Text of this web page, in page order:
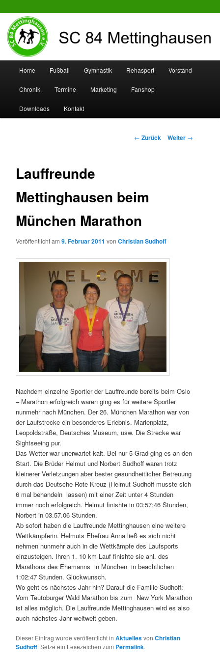
SC 84 Mettinghausen
Zum
Inhalt
wechseln
Zum
sekundären
Inhalt
Home Fußball Gymnastik Rehasport Vorstand
Chronik Termine Marketing Fanshop
Downloads Kontakt
Beitrags-
← Zurück Weiter →
Lauffreunde
Mettinghausen beim
München Marathon
Veröffentlicht am9. Februar 2011 vonChristian Sudhoff
Nachdem einzelne Sportler der Lauffreunde bereits beim Oslo
– Marathon erfolgreich waren ging es für weitere Sportler
nunmehr nach München. Der 26. München Marathon war von
der Laufstrecke ein besonderes Erlebnis. Marienplatz,
Leopoldstraße, Deutsches Museum, usw. Die Strecke war
Sightseeing pur.
Das Wetter war unerwartet kalt. Bei nur 5 Grad ging es an den
Start. Die Brüder Helmut und Norbert Sudhoff waren trotz
kleinerer Verletzungen aber bester gesundheitlicher Betreuung
durch das Deutsche Rote Kreuz (Helmut Sudhoff musste sich
6 mal behandeln lassen) mit einer Zeit unter 4 Stunden
immer noch erfolgreich. Helmut finishte in 03:57:46 Stunden,
Norbert in 03.57.06 Stunden.
Ab sofort haben die Lauffreunde Mettinghausen eine weitere
Wettkämpferin. Helmuts Ehefrau Anna ließ es sich nicht
nehmen nunmehr auch in die Wettkämpfe des Laufsports
einzusteigen. Ihren 1. 10 km Lauf finishte sie anl. des
Marathons des Ehemanns in München in beachtlichen
1:02:47 Stunden. Glückwunsch.
Wo geht es nächstes Jahr hin? Darauf die Familie Sudhoff:
Vom Teutoburger Wald Marathon bis zum New York Marathon
ist alles möglich. Die Lauffreunde Mettinghausen wird es also
auch nächstes Jahr weltweit geben.
Dieser Eintrag wurde veröffentlicht inAktuellesvonChristian
Sudhoff. Setze ein Lesezeichen zum Permalink.